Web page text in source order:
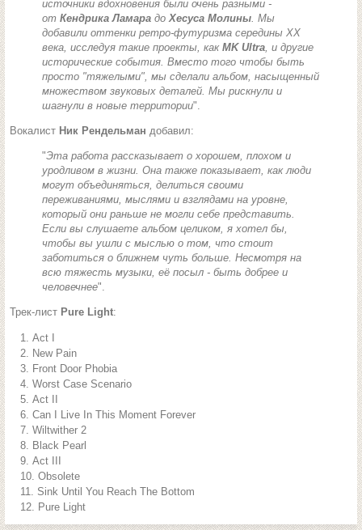
источники вдохновения были очень разными -
от Кендрика Ламара доХесуса Молины. Мы
добавили оттенки ретро-футуризма середины XX
века, исследуя такие проекты, как MK Ultra, и другие
исторические события. Вместо того чтобы быть
просто "тяжелыми", мы сделали альбом, насыщенный
множеством звуковых деталей. Мы рискнули и
шагнули в новые территории".
Вокалист Ник Рендельман добавил:
"Эта работа рассказывает о хорошем, плохом и
уродливом в жизни. Она также показывает, как люди
могут объединяться, делиться своими
переживаниями, мыслями и взглядами на уровне,
который они раньше не могли себе представить.
Если вы слушаете альбом целиком, я хотел бы,
чтобы вы ушли с мыслью о том, что стоит
заботиться о ближнем чуть больше. Несмотря на
всю тяжесть музыки, её посыл - быть добрее и
человечнее".
Трек-лист Pure Light:
Act I
New Pain
Front Door Phobia
Worst Case Scenario
Act II
Can I Live In This Moment Forever
Wiltwither 2
Black Pearl
Act III
Obsolete
Sink Until You Reach The Bottom
Pure Light